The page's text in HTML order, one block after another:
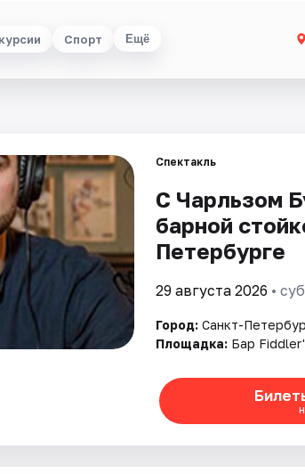
Спорт Ещё
Спектакль
С Чарльзом
барной
Петербурге
29 августа 2026 •
Город: Санкт-
Площадка: Бар